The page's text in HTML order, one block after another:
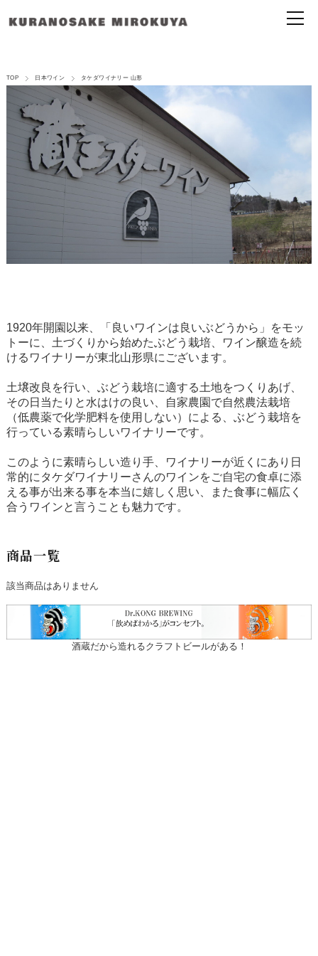
TOP 日本ワイン タケダワイナリー 山形
1920年開園以来、「良いワインは良いぶどうから」をモッ
トーに、土づくりから始めたぶどう栽培、ワイン醸造を続
けるワイナリーが東北山形県にございます。
土壌改良を行い、ぶどう栽培に適する土地をつくりあげ、
その日当たりと水はけの良い、自家農園で自然農法栽培
（低農薬で化学肥料を使用しない）による、ぶどう栽培を
行っている素晴らしいワイナリーです。
このように素晴らしい造り手、ワイナリーが近くにあり日
常的にタケダワイナリーさんのワインをご自宅の食卓に添
える事が出来る事を本当に嬉しく思い、また食事に幅広く
合うワインと言うことも魅力です。
商品一覧
該当商品はありません
酒蔵だから造れるクラフトビールがある！